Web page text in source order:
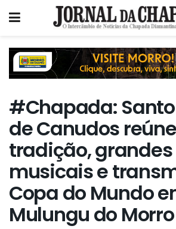
#Chapada:
de Canudos reúne
tradição,
musicais e
Copa do Mundo
Mulungu do Morro